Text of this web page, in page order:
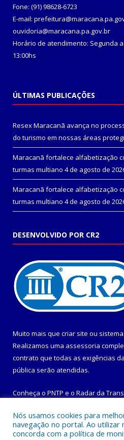
Fone: (91) 98628-6723
E-mail:
ouvidoria@maracana.pa.gov.br
Horário de atendimento: Segunda
13:00hs
ÚLTIMAS PUBLICAÇÕES
Resex Maracanã avança no
do turismo em nossas áreas
Maracanã fortalece alfabetização
turmas multiano 4 de agosto de
Maracanã fortalece alfabetização
turmas multiano 4 de agosto de
DESENVOLVIDO POR CR2
Muito mais que criar site ou
Realizamos uma assessoria
contrato que todas as exigências
pública serão atendidas.
Conheça o PNTP e o Radar da
Nós usamos cookies para
navegação no portal. Ao utilizar
concorda com a política de